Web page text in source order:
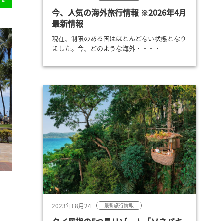
今、人気の海外旅行情報 ※2026年4月
最新情報
現在、制限のある国はほとんどない状態となり
ました。今、どのような海外・・・・
2023年08月24 最新旅行情報